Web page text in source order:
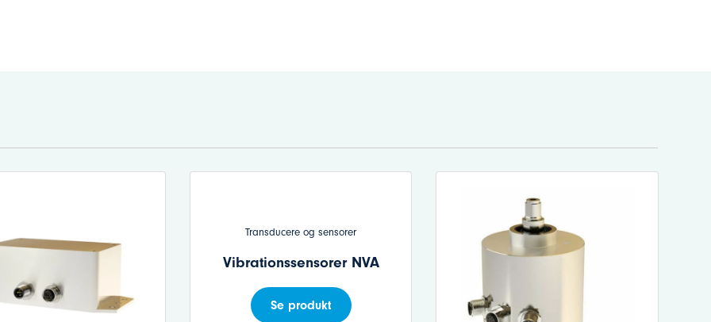
Transducere og sensorer
Vibrationssensorer NVA
Se produkt